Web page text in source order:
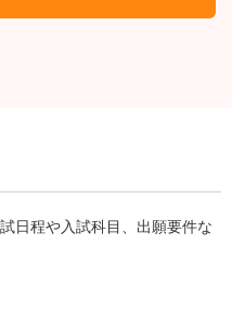
日程や入試科目、出願要件な